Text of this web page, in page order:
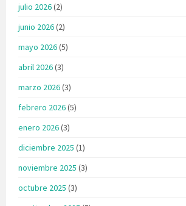
julio 2026(2)
junio 2026(2)
mayo 2026(5)
abril 2026(3)
marzo 2026(3)
febrero 2026(5)
enero 2026(3)
diciembre 2025 (1)
noviembre 2025 (3)
octubre 2025 (3)